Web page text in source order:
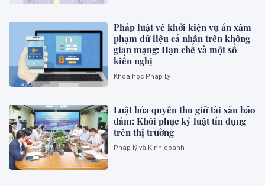
Pháp luật về khởi kiện vụ án xâm
phạm dữ liệu cá nhân trên không
gian mạng: Hạn chế và một số
kiến nghị
Khoa học Pháp Lý
Luật hóa quyền thu giữ tài sản bảo
đảm: Khôi phục kỷ luật tín dụng
trên thị trường
Pháp lý và Kinh doanh